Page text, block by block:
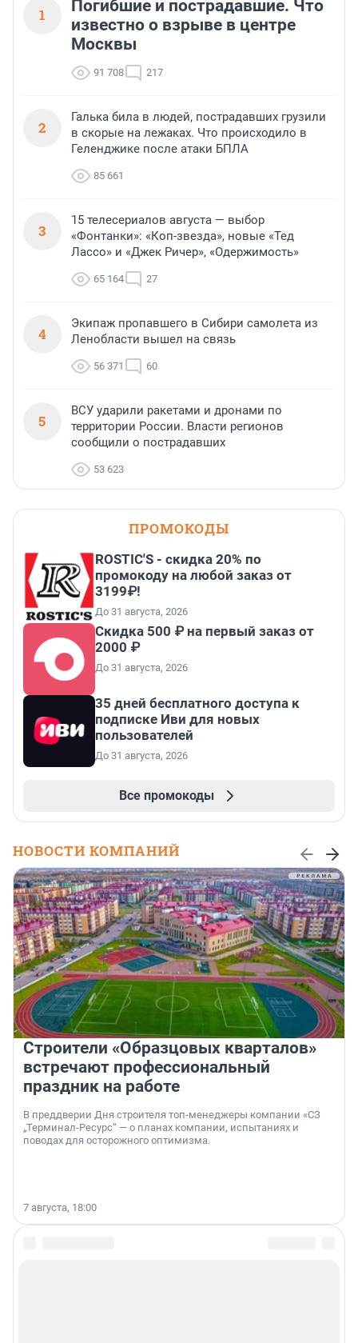
1
Погибшие и пострадавшие. Что
известно о взрыве в центре
Москвы
91 708 217
2
Галька била в людей, пострадавших грузили
в скорые на лежаках. Что происходило в
Геленджике после атаки БПЛА
85 661
3
15 телесериалов августа — выбор
«Фонтанки»: «Коп-звезда», новые «Тед
Лассо» и «Джек Ричер», «Одержимость»
65 164 27
4
Экипаж пропавшего в Сибири самолета из
Ленобласти вышел на связь
56 371 60
5
ВСУ ударили ракетами и дронами по
территории России. Власти регионов
сообщили о пострадавших
53 623
ПРОМОКОДЫ
ROSTIC'S - скидка 20% по
промокоду на любой заказ от
3199₽!
До 31 августа, 2026
Скидка 500 ₽ на первый заказ от
2000 ₽
До 31 августа, 2026
35 дней бесплатного доступа к
подписке Иви для новых
пользователей
До 31 августа, 2026
Все промокоды
НОВОСТИ КОМПАНИЙ
Строители «Образцовых кварталов»
встречают профессиональный
праздник на работе
В преддверии Дня строителя топ-менеджеры компании «СЗ
„Терминал-Ресурс“ — о планах компании, испытаниях и
поводах для осторожного оптимизма.
7 августа, 18:00